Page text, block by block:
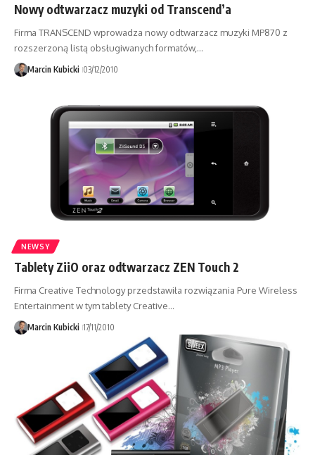
Nowy odtwarzacz muzyki od Transcend’a
Firma TRANSCEND wprowadza nowy odtwarzacz muzyki MP870 z
rozszerzoną listą obsługiwanych formatów,…
Marcin Kubicki 03/12/2010
NEWSY
Tablety ZiiO oraz odtwarzacz ZEN Touch 2
Firma Creative Technology przedstawiła rozwiązania Pure Wireless
Entertainment w tym tablety Creative…
Marcin Kubicki 17/11/2010